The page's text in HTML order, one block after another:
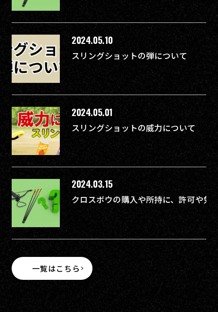
2024.05.10
スリングショットの弾について
2024.05.01
スリングショットの威力について
2024.03.15
クロスボウの購入や所持に、許可や免
一覧はこちら